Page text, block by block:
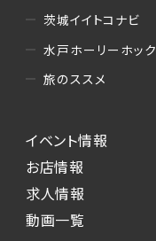
茨城イイトコナビ
水戸ホーリーホック
旅のススメ
イベント情報
お店情報
求人情報
動画一覧